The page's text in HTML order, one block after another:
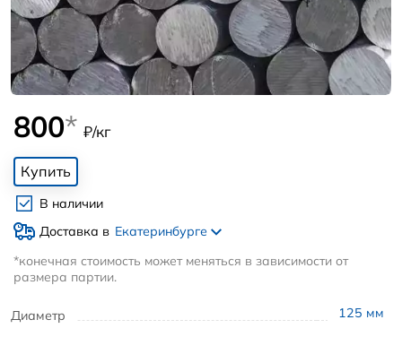
Диаметр 125 мм
800* ₽/кг
Купить
В наличии
Доставка в Екатеринбурге
*конечная стоимость может меняться в зависимости от
размера партии.